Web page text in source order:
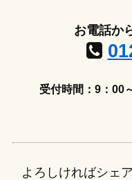
お電話か
受付時間：9：00
よろしければシェ